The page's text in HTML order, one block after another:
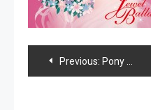
Navegación
Previous: Pony Canyon Jewel Ballads.